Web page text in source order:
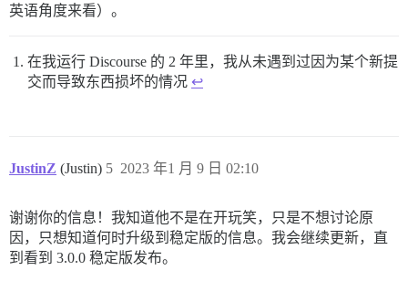
英语角度来看）。
在我运行 Discourse 的 2 年里，我从未遇到过因为某个新提
交而导致东西损坏的情况 ↩︎
JustinZ (Justin) 2023 年1 月 9 日 02:10
5
谢谢你的信息！我知道他不是在开玩笑，只是不想讨论原
因，只想知道何时升级到稳定版的信息。我会继续更新，直
到看到 3.0.0 稳定版发布。